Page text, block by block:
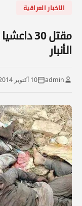
الاخبار العراقية
مقتل 30
الأنبار
admin 10 أكتوبر 2014، 12:00 ص